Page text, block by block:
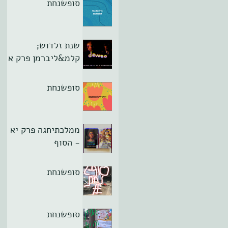
סופשנחת
שנת זלדוש;
קלמ&ליברמן פרק א
סופשנחת
ממלכתיחגה פרק יא
- הסוף
סופשנחת
סופשנחת